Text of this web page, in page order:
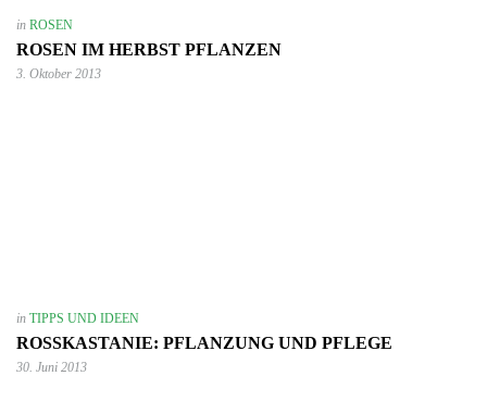
in ROSEN
ROSEN IM HERBST PFLANZEN
3. Oktober 2013
in TIPPS UND IDEEN
ROSSKASTANIE: PFLANZUNG UND PFLEGE
30. Juni 2013